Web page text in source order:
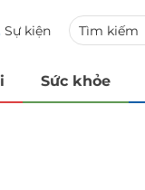
Sự kiện
Sức khỏe